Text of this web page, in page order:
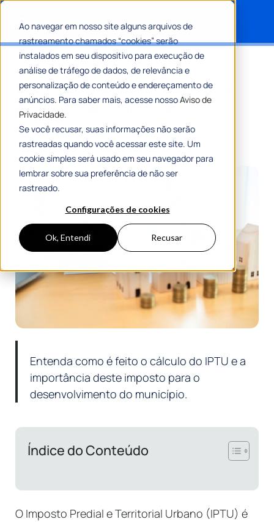
Ao navegar em nosso site alguns arquivos de
rastreamento chamados “cookies” serão
instalados em seu dispositivo para execução de
análise de tráfego de dados, de relevância e
personalização de conteúdo e endereçamento de
anúncios. Para saber mais, acesse nossoAviso de
Privacidade.
Se você recusar, suas informações não serão
rastreadas quando você acessar este site. Um
cookie simples será usado em seu navegador para
lembrar sobre sua preferência de não ser
rastreado.
Configurações de cookies
Ok, Entendi Recusar
IPTU: entenda como ele é
calculado e sua importância na
arrecadação municipal
Por Maria Flávia Tavares
03 Junho 2024
7 Min De Leitura
Entenda como é feito o cálculo do IPTU e a
importância deste imposto para o
desenvolvimento do município.
Índice do Conteúdo
O Imposto Predial e Territorial Urbano (IPTU) é